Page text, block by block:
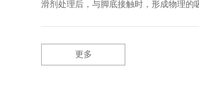
滑剂处理后，与脚底接触时，形成物理的
更多